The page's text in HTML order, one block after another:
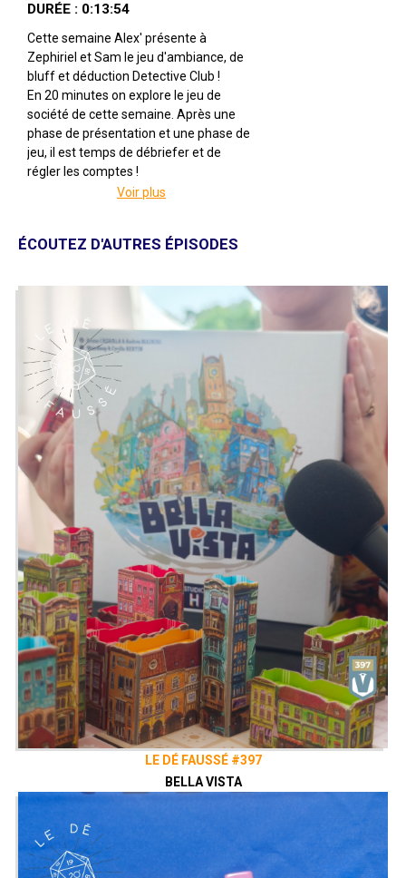
DURÉE : 0:13:54
Cette semaine Alex' présente à
Zephiriel et Sam le jeu d'ambiance, de
bluff et déduction Detective Club !
En 20 minutes on explore le jeu de
société de cette semaine. Après une
phase de présentation et une phase de
jeu, il est temps de débriefer et de
régler les comptes !
Illustré par M81 Studio
Pour environ 45 minutes
Description : Detective Club est un jeu
de société pour les joueurs qui aiment
faire la fête, avec des règles simples qui
ne prennent qu'une minute à expliquer.
Intrigue, révélations soudaines,
créativité sans limites et beaucoup de
plaisir vous attendent dans ce jeu !
Menez l'enquête en tant qu'inspecteur,
ou effacez vos traces en tant que
conspirateur infiltré. Discutez, accusez,
objectez et essayez de convaincre tout
le monde.
Présenté par
Alex,Zephiriel&Sam
Twitter@ledefausse
InstagramLe Dé Faussé
FacebookLe Dé Faussé
Voir plus
ÉCOUTEZ D'AUTRES ÉPISODES
LE DÉ FAUSSÉ #397
BELLA VISTA